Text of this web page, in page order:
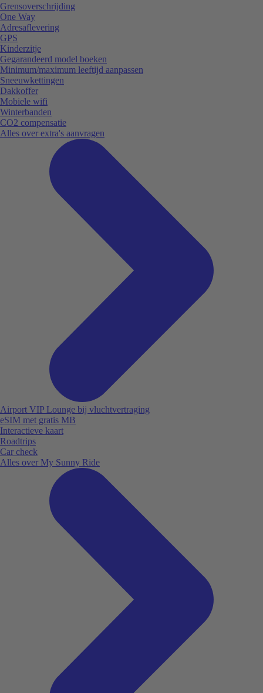
Grensoverschrijding
One Way
Adresaflevering
GPS
Kinderzitje
Gegarandeerd model boeken
Minimum/maximum leeftijd aanpassen
Sneeuwkettingen
Dakkoffer
Mobiele wifi
Winterbanden
CO2 compensatie
Alles over extra's aanvragen
Airport VIP Lounge bij vluchtvertraging
eSIM met gratis MB
Interactieve kaart
Roadtrips
Car check
Alles over My Sunny Ride